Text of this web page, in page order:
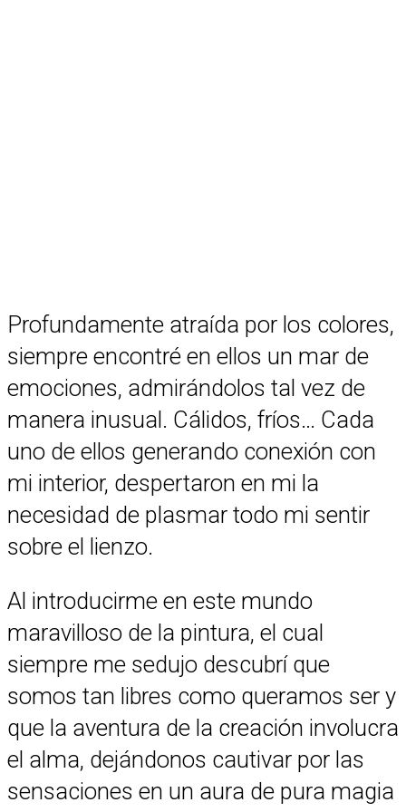
Profundamente atraída por los colores,
siempre encontré en ellos un mar de
emociones, admirándolos tal vez de
manera inusual. Cálidos, fríos… Cada
uno de ellos generando conexión con
mi interior, despertaron en mi la
necesidad de plasmar todo mi sentir
sobre el lienzo.
Al introducirme en este mundo
maravilloso de la pintura, el cual
siempre me sedujo descubrí que
somos tan libres como queramos ser y
que la aventura de la creación involucra
el alma, dejándonos cautivar por las
sensaciones en un aura de pura magia